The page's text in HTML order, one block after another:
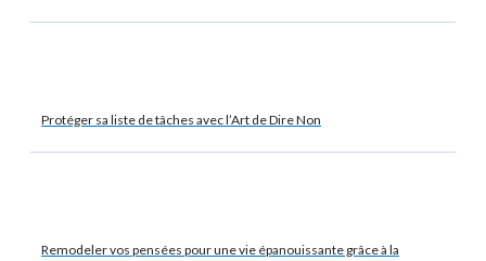
Protéger sa liste de tâches avec l’Art de Dire Non
Remodeler vos pensées pour une vie épanouissante grâce à la